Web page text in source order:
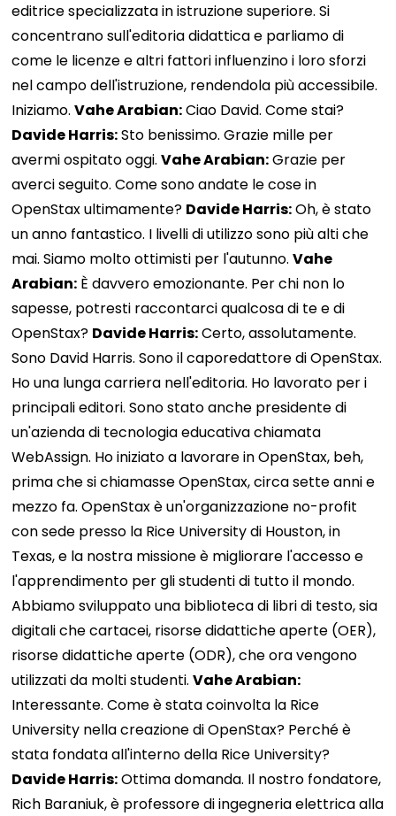
editrice specializzata in istruzione superiore. Si
concentrano sull'editoria didattica e parliamo di
come le licenze e altri fattori influenzino i loro sforzi
nel campo dell'istruzione, rendendola più accessibile.
Iniziamo.Vahe Arabian:Ciao David. Come stai?
Davide Harris:Sto benissimo. Grazie mille per
avermi ospitato oggi.Vahe Arabian:Grazie per
averci seguito. Come sono andate le cose in
OpenStax ultimamente? Davide Harris:Oh, è stato
un anno fantastico. I livelli di utilizzo sono più alti che
mai. Siamo molto ottimisti per l'autunno.Vahe
Arabian: È davvero emozionante. Per chi non lo
sapesse, potresti raccontarci qualcosa di te e di
OpenStax? Davide Harris:Certo, assolutamente.
Sono David Harris. Sono il caporedattore di OpenStax.
Ho una lunga carriera nell'editoria. Ho lavorato per i
principali editori. Sono stato anche presidente di
un'azienda di tecnologia educativa chiamata
WebAssign. Ho iniziato a lavorare in OpenStax, beh,
prima che si chiamasse OpenStax, circa sette anni e
mezzo fa. OpenStax è un'organizzazione no-profit
con sede presso la Rice University di Houston, in
Texas, e la nostra missione è migliorare l'accesso e
l'apprendimento per gli studenti di tutto il mondo.
Abbiamo sviluppato una biblioteca di libri di testo, sia
digitali che cartacei, risorse didattiche aperte (OER),
risorse didattiche aperte (ODR), che ora vengono
utilizzati da molti studenti.Vahe Arabian:
Interessante. Come è stata coinvolta la Rice
University nella creazione di OpenStax? Perché è
stata fondata all'interno della Rice University?
Davide Harris:Ottima domanda. Il nostro fondatore,
Rich Baraniuk, è professore di ingegneria elettrica alla